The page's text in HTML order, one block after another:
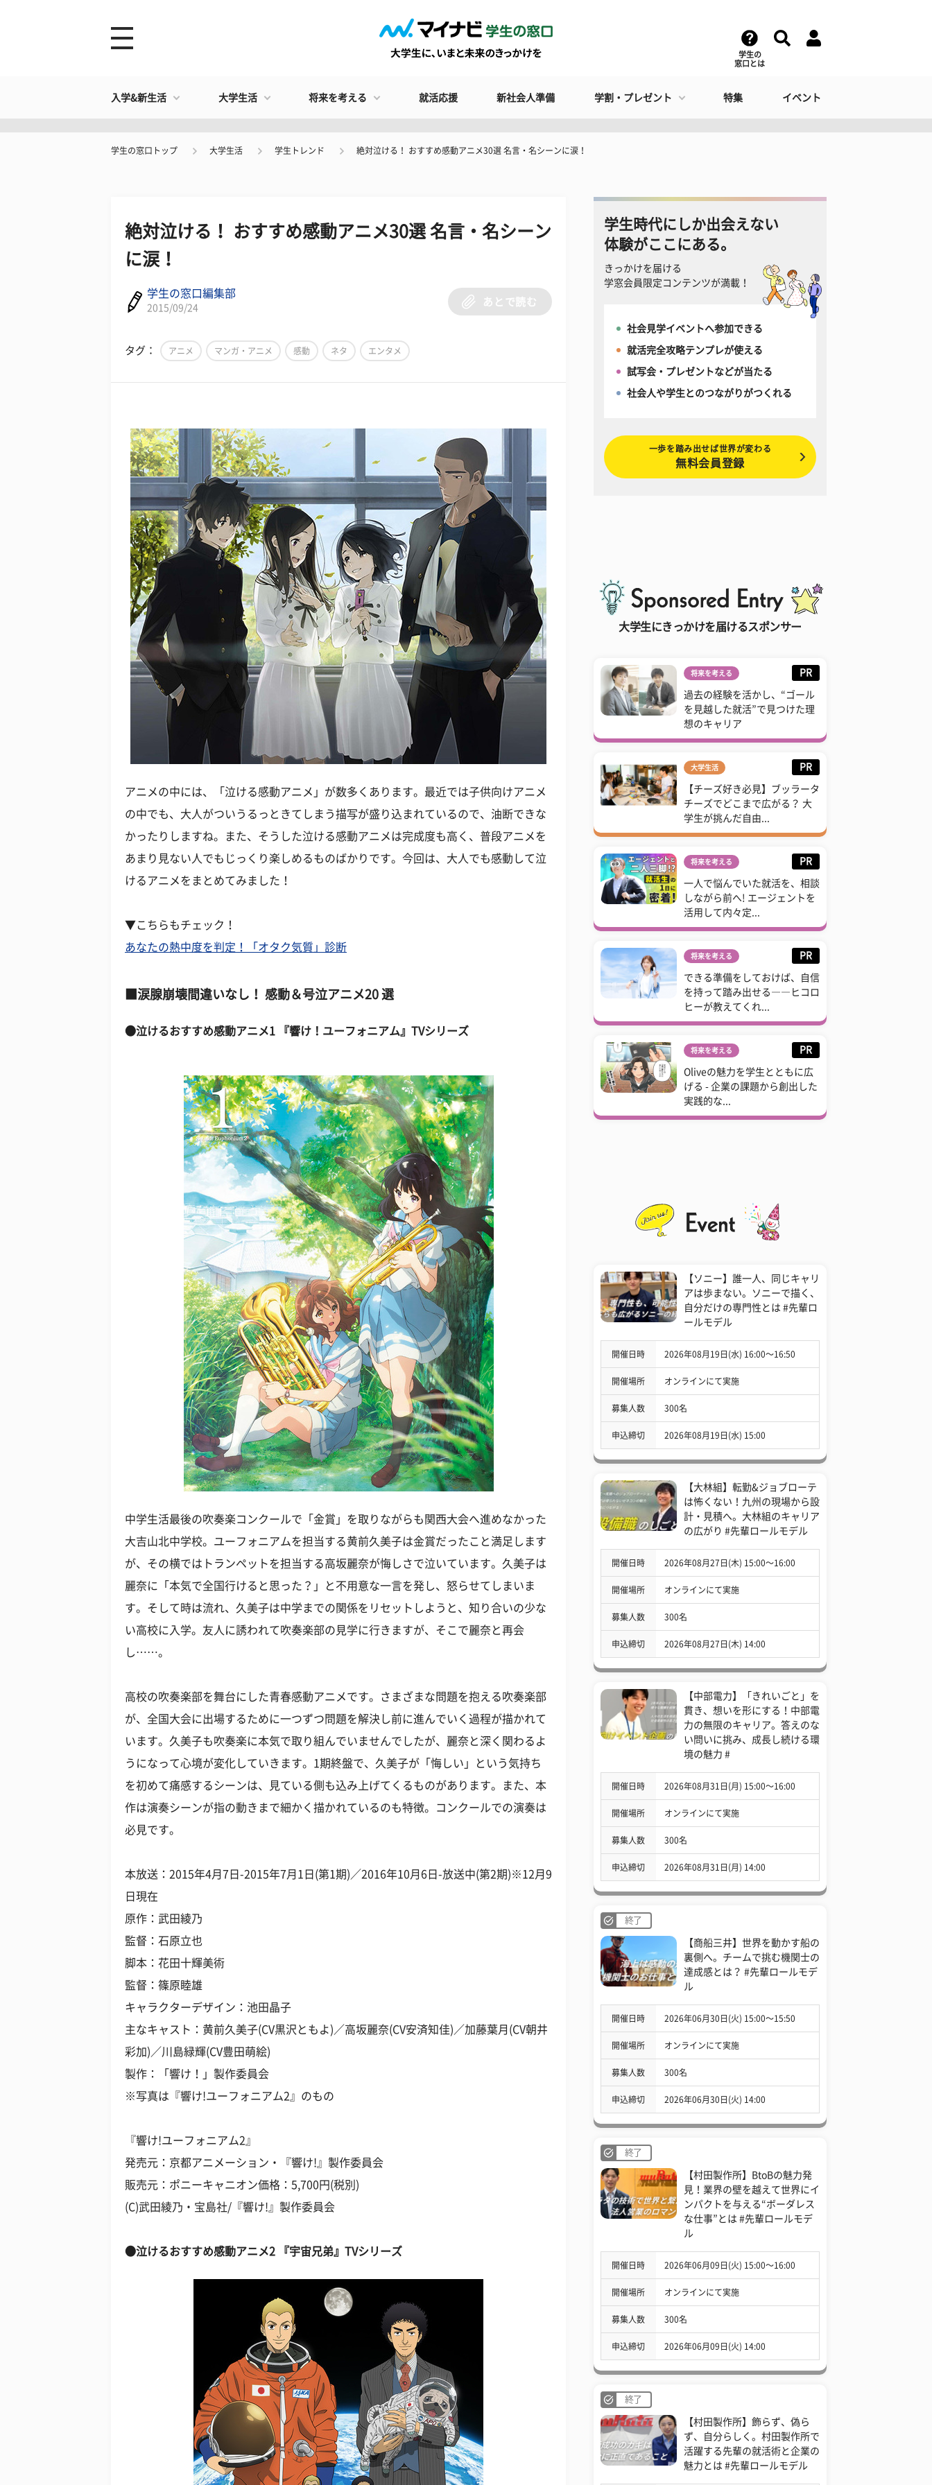
学生の
窓口とは
入学&新生活 大学生活 将来を考える 就活応援 新社会人準備 学割・プレゼント 特集 イベント
学生の窓口トップ 大学生活 学生トレンド 絶対泣ける！ おすすめ感動アニメ30選 名言・名シーンに涙！
絶対泣ける！ おすすめ感動アニメ30選 名言・名シーン
に涙！
学生の窓口編集部
2015/09/24
あとで読む
タグ： アニメ マンガ・アニメ 感動 ネタ エンタメ
アニメの中には、「泣ける感動アニメ」が数多くあります。最近では子供向けアニメ
の中でも、大人がついうるっときてしまう描写が盛り込まれているので、油断できな
かったりしますね。また、そうした泣ける感動アニメは完成度も高く、普段アニメを
あまり見ない人でもじっくり楽しめるものばかりです。今回は、大人でも感動して泣
けるアニメをまとめてみました！
▼こちらもチェック！
あなたの熱中度を判定！「オタク気質」診断
■涙腺崩壊間違いなし！ 感動＆号泣アニメ20 選
●泣けるおすすめ感動アニメ1 『響け！ユーフォニアム』TVシリーズ
中学生活最後の吹奏楽コンクールで「金賞」を取りながらも関西大会へ進めなかった
大吉山北中学校。ユーフォニアムを担当する黄前久美子は金賞だったこと満足します
が、その横ではトランペットを担当する高坂麗奈が悔しさで泣いています。久美子は
麗奈に「本気で全国行けると思った？」と不用意な一言を発し、怒らせてしまいま
す。そして時は流れ、久美子は中学までの関係をリセットしようと、知り合いの少な
い高校に入学。友人に誘われて吹奏楽部の見学に行きますが、そこで麗奈と再会
し……。
高校の吹奏楽部を舞台にした青春感動アニメです。さまざまな問題を抱える吹奏楽部
が、全国大会に出場するために一つずつ問題を解決し前に進んでいく過程が描かれて
います。久美子も吹奏楽に本気で取り組んでいませんでしたが、麗奈と深く関わるよ
うになって心境が変化していきます。1期終盤で、久美子が「悔しい」という気持ち
を初めて痛感するシーンは、見ている側も込み上げてくるものがあります。また、本
作は演奏シーンが指の動きまで細かく描かれているのも特徴。コンクールでの演奏は
必見です。
本放送：2015年4月7日-2015年7月1日(第1期)／2016年10月6日-放送中(第2期)※12月9
日現在
原作：武田綾乃
監督：石原立也
脚本：花田十輝美術
監督：篠原睦雄
キャラクターデザイン：池田晶子
主なキャスト：黄前久美子(CV黒沢ともよ)／高坂麗奈(CV安済知佳)／加藤葉月(CV朝井
彩加)／川島緑輝(CV豊田萌絵)
製作：「響け！」製作委員会
※写真は『響け!ユーフォニアム2』のもの
『響け!ユーフォニアム2』
発売元：京都アニメーション・『響け!』製作委員会
販売元：ポニーキャニオン価格：5,700円(税別)
(C)武田綾乃・宝島社/『響け!』製作委員会
●泣けるおすすめ感動アニメ2 『宇宙兄弟』TVシリーズ
学生時代にしか出会えない
体験がここにある。
きっかけを届ける
学窓会員限定コンテンツが満載！
社会見学イベントへ参加できる
就活完全攻略テンプレが使える
試写会・プレゼントなどが当たる
社会人や学生とのつながりがつくれる
一歩を踏み出せば世界が変わる
無料会員登録
大学生にきっかけを届けるスポンサー
将来を考える PR
過去の経験を活かし、“ゴール
を見越した就活”で見つけた理
想のキャリア
大学生活 PR
【チーズ好き必見】ブッラータ
チーズでどこまで広がる？ 大
学生が挑んだ自由...
将来を考える PR
一人で悩んでいた就活を、相談
しながら前へ! エージェントを
活用して内々定...
将来を考える PR
できる準備をしておけば、自信
を持って踏み出せる――ヒコロ
ヒーが教えてくれ...
将来を考える PR
Oliveの魅力を学生とともに広
げる - 企業の課題から創出した
実践的な...
【ソニー】誰一人、同じキャリ
アは歩まない。ソニーで描く、
自分だけの専門性とは #先輩ロ
ールモデル
開催日時 2026年08月19日(水) 16:00〜16:50
開催場所 オンラインにて実施
募集人数 300名
申込締切 2026年08月19日(水) 15:00
【大林組】転勤&ジョブローテ
は怖くない！九州の現場から設
計・見積へ。大林組のキャリア
の広がり #先輩ロールモデル
開催日時 2026年08月27日(木) 15:00〜16:00
開催場所 オンラインにて実施
募集人数 300名
申込締切 2026年08月27日(木) 14:00
【中部電力】「きれいごと」を
貫き、想いを形にする！中部電
力の無限のキャリア。答えのな
い問いに挑み、成長し続ける環
境の魅力 #
開催日時 2026年08月31日(月) 15:00〜16:00
開催場所 オンラインにて実施
募集人数 300名
申込締切 2026年08月31日(月) 14:00
終了
【商船三井】世界を動かす船の
裏側へ。チームで挑む機関士の
達成感とは？ #先輩ロールモデ
ル
開催日時 2026年06月30日(火) 15:00〜15:50
開催場所 オンラインにて実施
募集人数 300名
申込締切 2026年06月30日(火) 14:00
終了
【村田製作所】BtoBの魅力発
見！業界の壁を越えて世界にイ
ンパクトを与える“ボーダレス
な仕事”とは #先輩ロールモデ
ル
開催日時 2026年06月09日(火) 15:00〜16:00
開催場所 オンラインにて実施
募集人数 300名
申込締切 2026年06月09日(火) 14:00
終了
【村田製作所】飾らず、偽ら
ず、自分らしく。村田製作所で
活躍する先輩の就活術と企業の
魅力とは #先輩ロールモデル